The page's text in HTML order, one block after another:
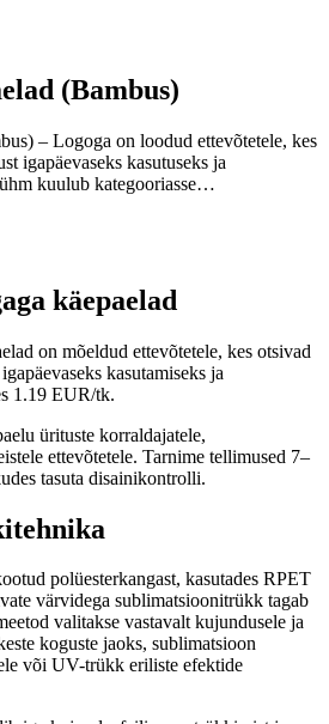
(Bambus)
– Logoga on loodud ettevõtetele, kes
igapäevaseks kasutuseks ja
kuulub kategooriasse…
käepaelad
on mõeldud ettevõtetele, kes otsivad
kasutamiseks ja
1.19 EUR/tk.
ürituste korraldajatele,
ettevõtetele. Tarnime tellimused 7–
tasuta disainikontrolli.
polüesterkangast, kasutades RPET
värvidega sublimatsioonitrükk tagab
valitakse vastavalt kujundusele ja
koguste jaoks, sublimatsioon
või UV-trükk eriliste efektide